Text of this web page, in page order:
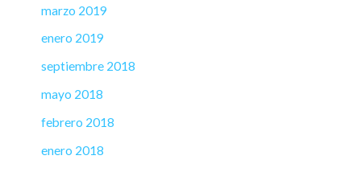
marzo 2019
enero 2019
septiembre 2018
mayo 2018
febrero 2018
enero 2018